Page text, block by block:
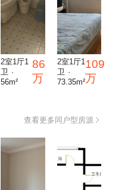
2室1厅1
卫 ·
56m²
86
万
2室1厅1
卫 ·
73.35m²
109
万
查看更多同户型房源